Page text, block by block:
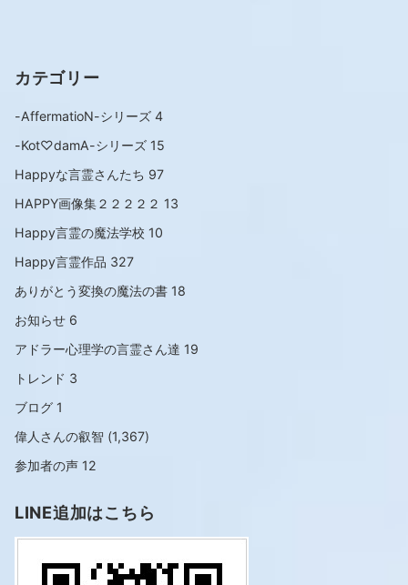
カテゴリー
-AffermatioN-シリーズ 4
-Kot♡damA-シリーズ 15
Happyな言霊さんたち 97
HAPPY画像集２２２２２ 13
Happy言霊の魔法学校 10
Happy言霊作品 327
ありがとう変換の魔法の書 18
お知らせ 6
アドラー心理学の言霊さん達 19
トレンド 3
ブログ 1
偉人さんの叡智 (1,367)
参加者の声 12
LINE追加はこちら